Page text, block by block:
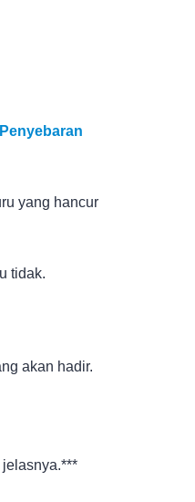
yang hancur
tidak.
akan hadir.